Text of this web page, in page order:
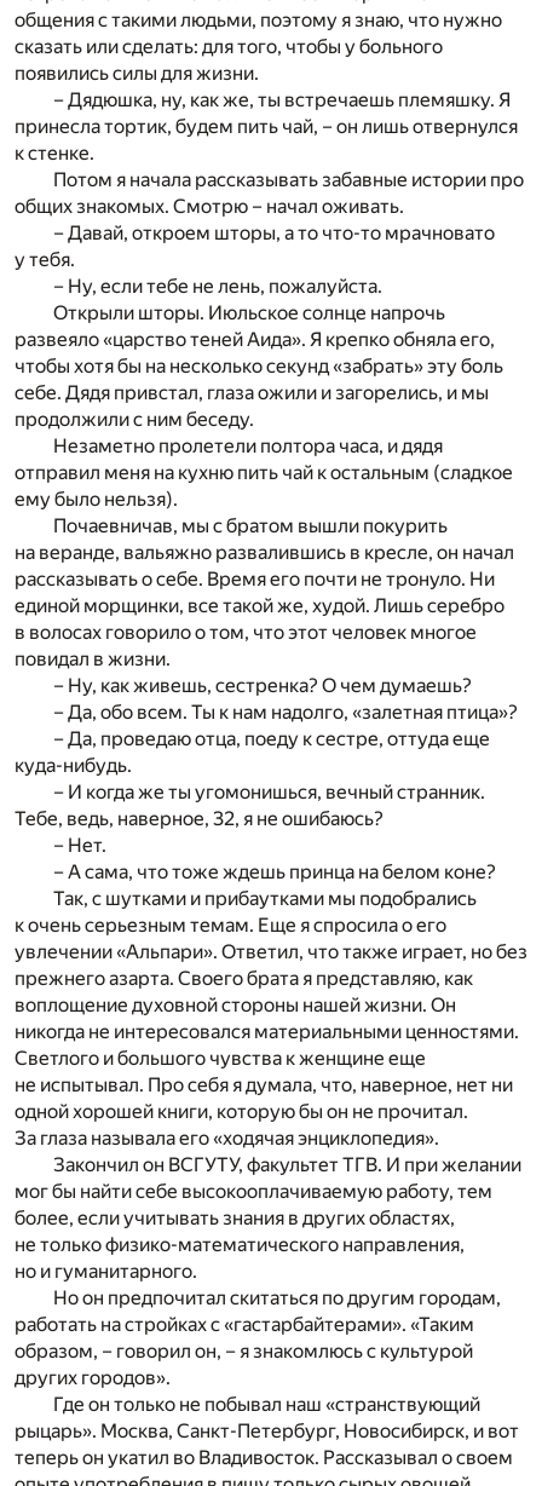
общения с такими людьми, поэтому я знаю, что нужно
сказать или сделать: для того, чтобы у больного
появились силы для жизни.
– Дядюшка, ну, как же, ты встречаешь племяшку. Я
принесла тортик, будем пить чай, – он лишь отвернулся
к стенке.
Потом я начала рассказывать забавные истории про
общих знакомых. Смотрю – начал оживать.
– Давай, откроем шторы, а то что-то мрачновато
у тебя.
– Ну, если тебе не лень, пожалуйста.
Открыли шторы. Июльское солнце напрочь
развеяло «царство теней Аида». Я крепко обняла его,
чтобы хотя бы на несколько секунд «забрать» эту боль
себе. Дядя привстал, глаза ожили и загорелись, и мы
продолжили с ним беседу.
Незаметно пролетели полтора часа, и дядя
отправил меня на кухню пить чай к остальным (сладкое
ему было нельзя).
Почаевничав, мы с братом вышли покурить
на веранде, вальяжно развалившись в кресле, он начал
рассказывать о себе. Время его почти не тронуло. Ни
единой морщинки, все такой же, худой. Лишь серебро
в волосах говорило о том, что этот человек многое
повидал в жизни.
– Ну, как живешь, сестренка? О чем думаешь?
– Да, обо всем. Ты к нам надолго, «залетная птица»?
– Да, проведаю отца, поеду к сестре, оттуда еще
куда-нибудь.
– И когда же ты угомонишься, вечный странник.
Тебе, ведь, наверное, 32, я не ошибаюсь?
– Нет.
– А сама, что тоже ждешь принца на белом коне?
Так, с шутками и прибаутками мы подобрались
к очень серьезным темам. Еще я спросила о его
увлечении «Альпари». Ответил, что также играет, но без
прежнего азарта. Своего брата я представляю, как
воплощение духовной стороны нашей жизни. Он
никогда не интересовался материальными ценностями.
Светлого и большого чувства к женщине еще
не испытывал. Про себя я думала, что, наверное, нет ни
одной хорошей книги, которую бы он не прочитал.
За глаза называла его «ходячая энциклопедия».
Закончил он ВСГУТУ, факультет ТГВ. И при желании
мог бы найти себе высокооплачиваемую работу, тем
более, если учитывать знания в других областях,
не только физико-математического направления,
но и гуманитарного.
Но он предпочитал скитаться по другим городам,
работать на стройках с «гастарбайтерами». «Таким
образом, – говорил он, – я знакомлюсь с культурой
других городов».
Где он только не побывал наш «странствующий
рыцарь». Москва, Санкт-Петербург, Новосибирск, и вот
теперь он укатил во Владивосток. Рассказывал о своем